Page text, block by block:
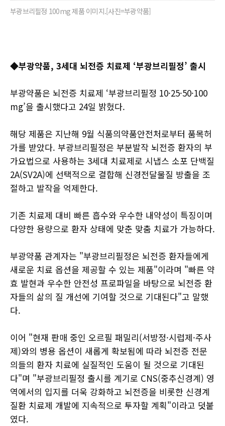
부광브리필정 100mg 제품 이미지.[사진=부광약품]
◆부광약품, 3세대 뇌전증 치료제 ‘부광브리필정’ 출시
부광약품은 뇌전증 치료제 ‘부광브리필정 10·25·50·100
mg’을 출시했다고 24일 밝혔다.
해당 제품은 지난해 9월 식품의약품안전처로부터 품목허
가를 받았다. 부광브리필정은 부분발작 뇌전증 환자의 부
가요법으로 사용하는 3세대 치료제로 시냅스 소포 단백질
2A(SV2A)에 선택적으로 결합해 신경전달물질 방출을 조
절하고 발작을 억제한다.
기존 치료제 대비 빠른 흡수와 우수한 내약성이 특징이며
다양한 용량으로 환자 상태에 맞춘 맞춤 치료가 가능하다.
부광약품 관계자는 "부광브리필정은 뇌전증 환자들에게
새로운 치료 옵션을 제공할 수 있는 제품"이라며 "빠른 약
효 발현과 우수한 안전성 프로파일을 바탕으로 뇌전증 환
자들의 삶의 질 개선에 기여할 것으로 기대된다"고 말했
다.
이어 "현재 판매 중인 오르필 패밀리(서방정·시럽제·주사
제)와의 병용 옵션이 새롭게 확보됨에 따라 뇌전증 전문
의들의 환자 치료에 실질적인 도움이 될 것으로 기대된
다"며 "부광브리필정 출시를 계기로 CNS(중추신경계) 영
역에서의 입지를 더욱 강화하고 뇌전증을 비롯한 신경계
질환 치료제 개발에 지속적으로 투자할 계획"이라고 덧붙
였다.